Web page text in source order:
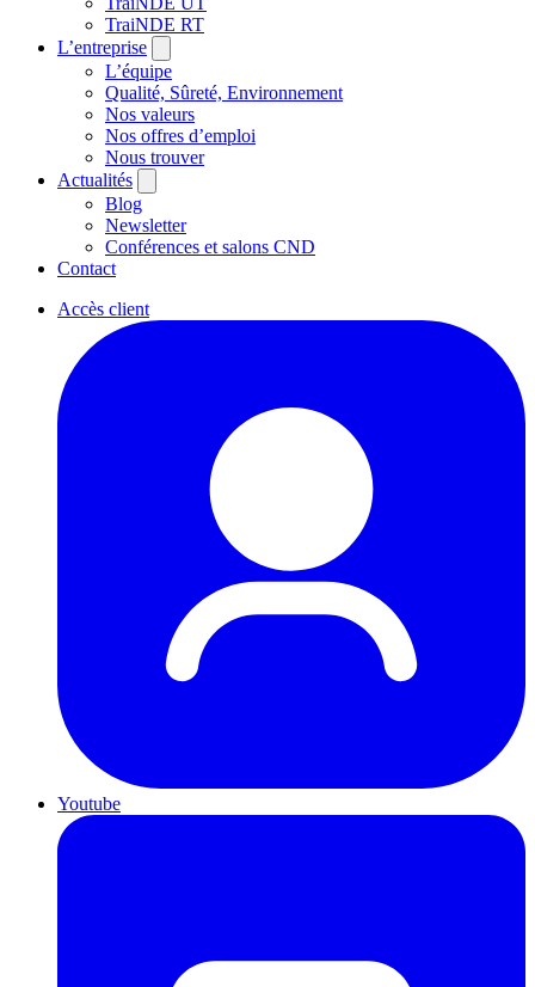
TraiNDE RT
L’entreprise
L’équipe
Qualité, Sûreté, Environnement
Nos valeurs
Nos offres d’emploi
Nous trouver
Actualités
Blog
Newsletter
Conférences et salons CND
Contact
Accès client
Youtube